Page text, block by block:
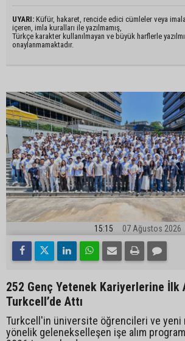
UYARI: Küfür, hakaret, rencide edici cümleler veya
içeren, imla kuralları ile yazılmamış,
Türkçe karakter kullanılmayan ve büyük harflerle
onaylanmamaktadır.
15:15 07 Ağustos 2026
252 Genç Yetenek Kariyerlerine İlk
Turkcell’de Attı
Turkcell'in üniversite öğrencileri ve yeni
yönelik gelenekselleşen işe alım